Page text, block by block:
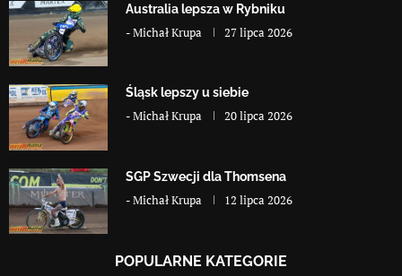
Australia lepsza w Rybniku
-Michał Krupa 27 lipca 2026
Śląsk lepszy u siebie
-Michał Krupa 20 lipca 2026
SGP Szwecji dla Thomsena
-Michał Krupa 12 lipca 2026
POPULARNE KATEGORIE